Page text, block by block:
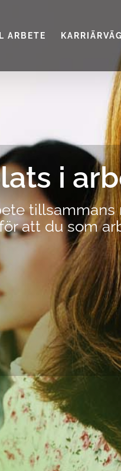
ARBETE
i
tillsammans
att du som